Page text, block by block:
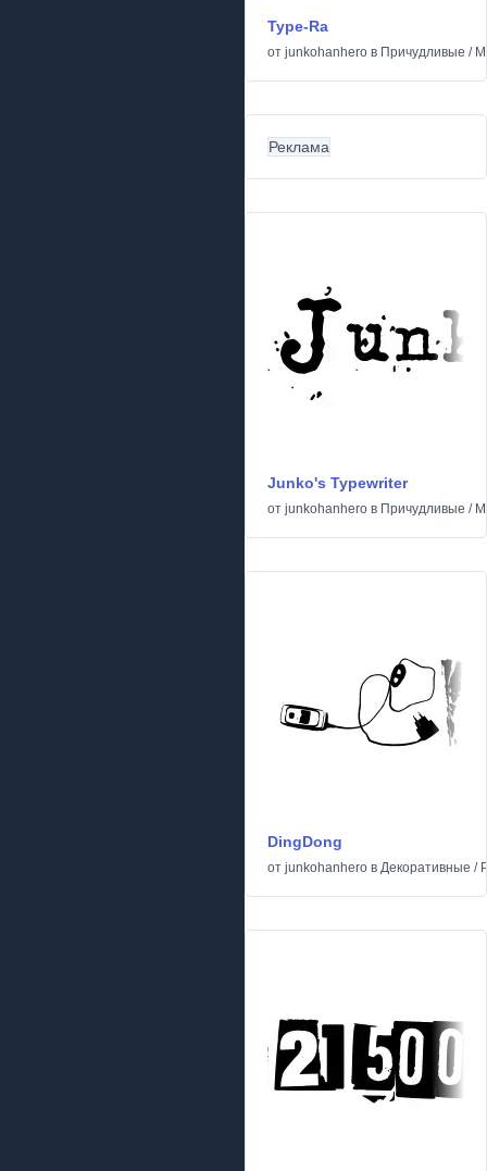
Type-Ra
от junkohanhero в Причудливые /
Реклама
Junko's Typewriter
от junkohanhero в Причудливые /
DingDong
от junkohanhero в Декоративные /